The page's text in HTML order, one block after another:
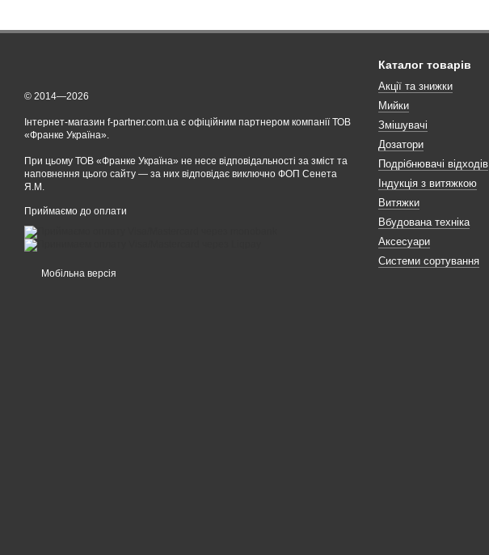
© 2014—2026
Інтернет-магазин f-partner.com.ua є офіційним партнером компанії ТОВ
«Франке Україна».
При цьому ТОВ «Франке Україна» не несе відповідальності за зміст та
наповнення цього сайту — за них відповідає виключно ФОП Сенета
Я.М.
Приймаємо до оплати
Мобільна версія
Каталог товарів
Акції та знижки
Мийки
Змішувачі
Дозатори
Подрібнювачі відходів
Індукція з витяжкою
Витяжки
Вбудована техніка
Аксесуари
Системи сортування